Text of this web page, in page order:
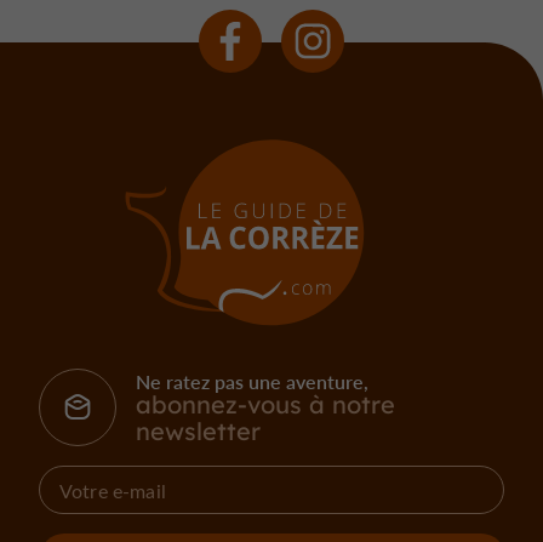
Ne ratez pas une aventure,
abonnez-vous à notre
newsletter